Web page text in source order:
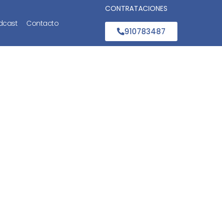
Contacto
CONTRATACIONES
910783487